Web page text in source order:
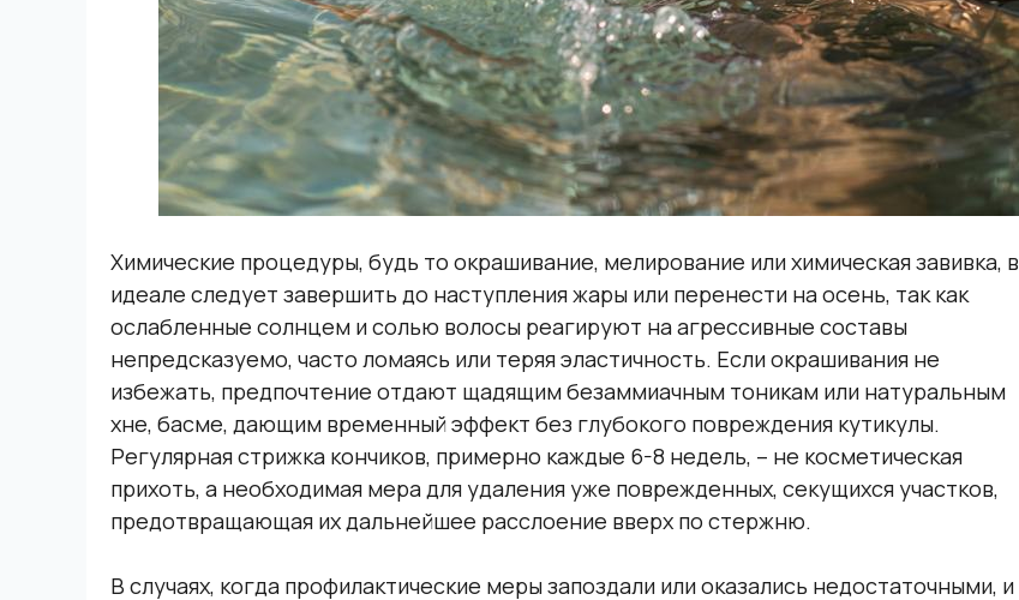
Химические процедуры, будь то окрашивание, мелирование или химическая завивка, в
идеале следует завершить до наступления жары или перенести на осень, так как
ослабленные солнцем и солью волосы реагируют на агрессивные составы
непредсказуемо, часто ломаясь или теряя эластичность. Если окрашивания не
избежать, предпочтение отдают щадящим безаммиачным тоникам или натуральным
хне, басме, дающим временный эффект без глубокого повреждения кутикулы.
Регулярная стрижка кончиков, примерно каждые 6-8 недель, – не косметическая
прихоть, а необходимая мера для удаления уже поврежденных, секущихся участков,
предотвращающая их дальнейшее расслоение вверх по стержню.
В случаях, когда профилактические меры запоздали или оказались недостаточными, и